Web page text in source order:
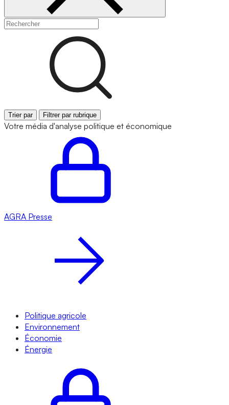
Trier par Filtrer par rubrique
Votre média d'analyse politique et économique
AGRA Presse
Politique agricole
Environnement
Économie
Énergie